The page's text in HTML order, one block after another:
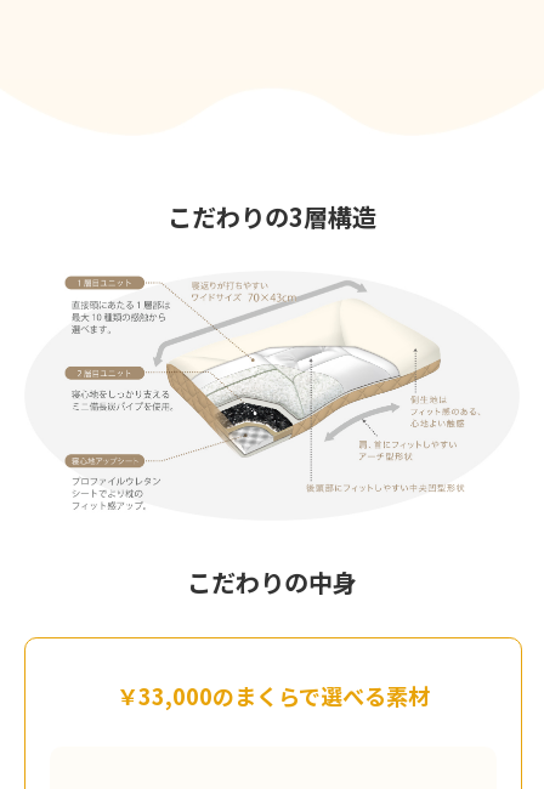
こだわりの3層構造
こだわりの中身
￥33,000のまくらで選べる素材